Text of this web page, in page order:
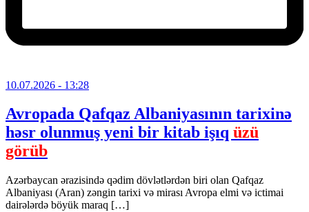
10.07.2026 - 13:28
Avropada Qafqaz Albaniyasının tarixinə
həsr olunmuş yeni bir kitab işıq üzü
görüb
Azərbaycan ərazisində qədim dövlətlərdən biri olan Qafqaz
Albaniyası (Aran) zəngin tarixi və mirası Avropa elmi və ictimai
dairələrdə böyük maraq […]